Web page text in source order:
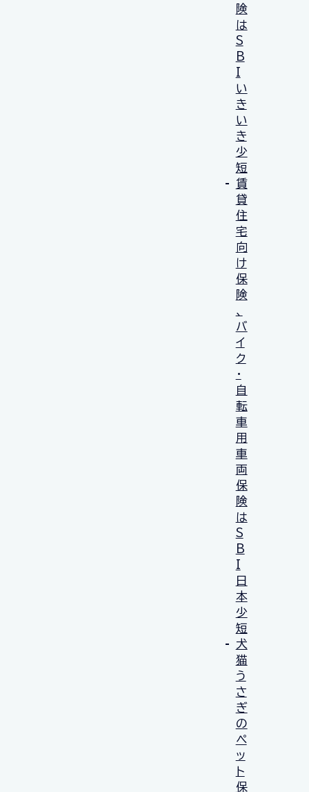
険
は
S
B
I
い
き
い
き
少
短
賃
貸
住
宅
向
け
保
険
、
バ
イ
ク
・
自
転
車
用
車
両
保
険
は
S
B
I
日
本
少
短
犬
猫
う
さ
ぎ
の
ペ
ッ
ト
保